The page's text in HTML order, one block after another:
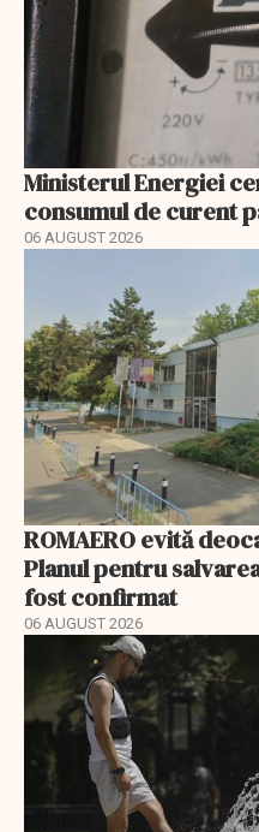
Ministerul Energiei
consumul de curent
06 AUGUST 2026
ROMAERO evită
Planul pentru
fost confirmat
06 AUGUST 2026